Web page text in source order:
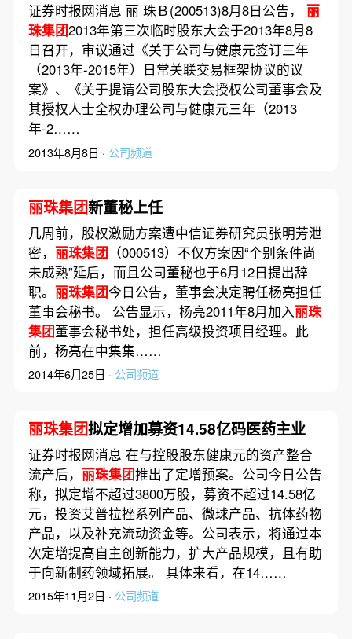
证券时报网消息 丽 珠Ｂ(200513)8月8日公告， 丽
珠集团2013年第三次临时股东大会于2013年8月8
日召开，审议通过《关于公司与健康元签订三年
（2013年-2015年）日常关联交易框架协议的议
案》、《关于提请公司股东大会授权公司董事会及
其授权人士全权办理公司与健康元三年（2013
年-2……
2013年8月8日 · 公司频道
丽珠集团新董秘上任
几周前，股权激励方案遭中信证券研究员张明芳泄
密， 丽珠集团 （000513）不仅方案因“个别条件尚
未成熟”延后，而且公司董秘也于6月12日提出辞
职。 丽珠集团今日公告，董事会决定聘任杨亮担任
董事会秘书。 公告显示，杨亮2011年8月加入丽珠
集团董事会秘书处，担任高级投资项目经理。此
前，杨亮在中集集……
2014年6月25日 · 公司频道
丽珠集团拟定增加募资14.58亿码医药主业
证券时报网消息 在与控股股东健康元的资产整合
流产后， 丽珠集团推出了定增预案。公司今日公告
称，拟定增不超过3800万股，募资不超过14.58亿
元，投资艾普拉挫系列产品、微球产品、抗体药物
产品，以及补充流动资金等。公司表示，将通过本
次定增提高自主创新能力，扩大产品规模，且有助
于向新制药领域拓展。 具体来看，在14……
2015年11月2日 · 公司频道